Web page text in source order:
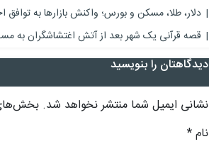
دلار، طلا، مسکن و بورس؛ واکنش بازارها به توافق
قصه قرآنی یک شهر بعد از آتش اغتشاشگران به
دیدگاهتان را بنویسید
نشانی ایمیل شما منتشر نخواهد شد. بخش‌های
نام*